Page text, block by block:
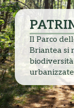
Il Parco
Briantea si